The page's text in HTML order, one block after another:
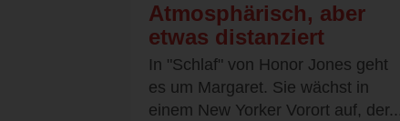
Atmosphärisch, aber
etwas distanziert
In "Schlaf" von Honor Jones geht
es um Margaret. Sie wächst in
einem New Yorker Vorort auf, der...